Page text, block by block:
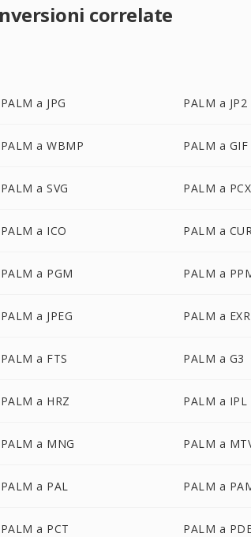
correlate
PALM a JPG PALM a JP2
PALM a WBMP PALM a GIF
PALM a SVG PALM a PCX
PALM a ICO PALM a
PALM a PGM PALM a
PALM a JPEG PALM a EXR
PALM a FTS PALM a G3
PALM a HRZ PALM a IPL
PALM a MNG PALM a
PALM a PAL PALM a
PALM a PCT PALM a